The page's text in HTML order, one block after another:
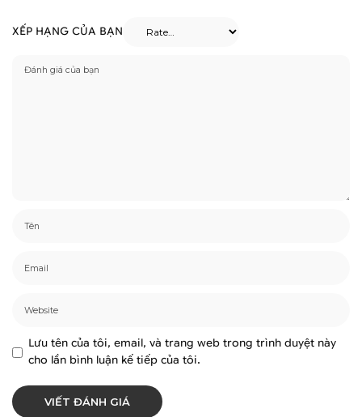
XẾP HẠNG CỦA BẠN
Lưu tên của tôi, email, và trang web trong trình duyệt này
cho lần bình luận kế tiếp của tôi.